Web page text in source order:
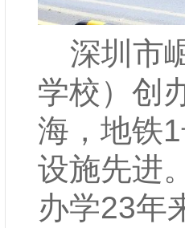
深圳市
学校）创
海，地铁
设施先进
办学23年